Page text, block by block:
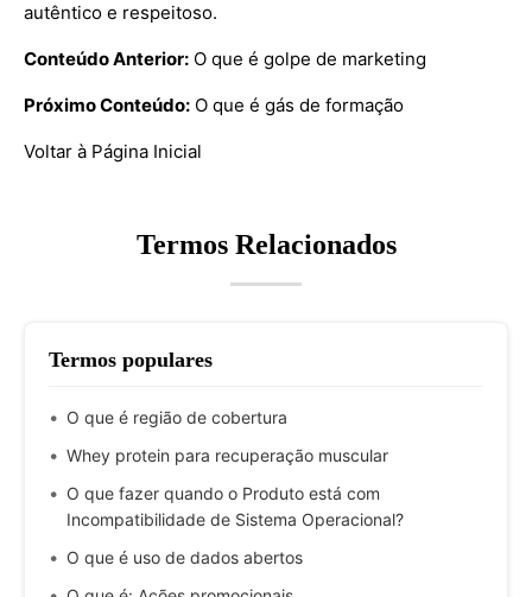
autêntico e respeitoso.
Conteúdo Anterior: O que é golpe de marketing
Próximo Conteúdo: O que é gás de formação
Voltar à Página Inicial
Termos Relacionados
Termos populares
O que é região de cobertura
Whey protein para recuperação muscular
O que fazer quando o Produto está com
Incompatibilidade de Sistema Operacional?
O que é uso de dados abertos